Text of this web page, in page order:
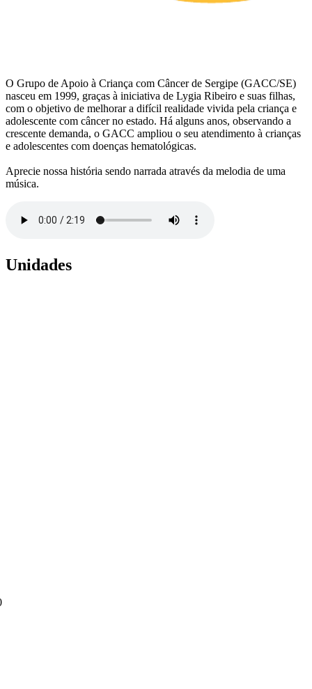
O Grupo de Apoio à Criança com Câncer de Sergipe (GACC/SE)
nasceu em 1999, graças à iniciativa de Lygia Ribeiro e suas filhas,
com o objetivo de melhorar a difícil realidade vivida pela criança e
adolescente com câncer no estado. Há alguns anos, observando a
crescente demanda, o GACC ampliou o seu atendimento à crianças
e adolescentes com doenças hematológicas.
Aprecie nossa história sendo narrada através da melodia de uma
música.
Unidades